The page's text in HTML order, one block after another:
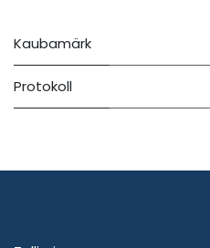
Kaubamärk
Protokoll